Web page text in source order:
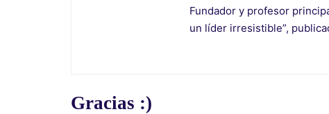
Fundador y profesor
un líder irresistible”,
Gracias :)